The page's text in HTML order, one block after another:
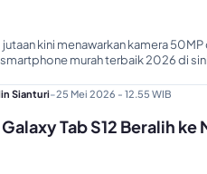
jutaan kini menawarkan kamera
murah terbaik 2026 di
Sianturi-25 Mei 2026 - 12.55 WIB
Tab S12 Beralih